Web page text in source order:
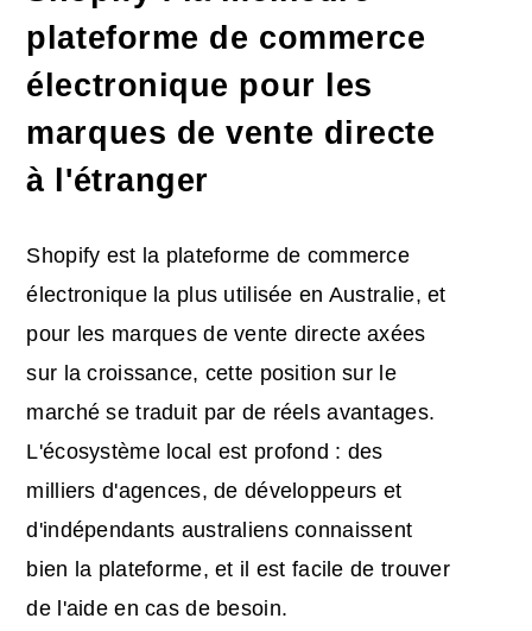
plateforme de commerce
électronique pour les
marques de vente directe
à l'étranger
Shopify est la plateforme de commerce
électronique la plus utilisée en Australie, et
pour les marques de vente directe axées
sur la croissance, cette position sur le
marché se traduit par de réels avantages.
L'écosystème local est profond : des
milliers d'agences, de développeurs et
d'indépendants australiens connaissent
bien la plateforme, et il est facile de trouver
de l'aide en cas de besoin.